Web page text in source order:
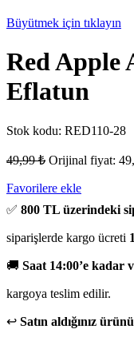
Büyütmek için tıklayın
Red Apple
Eflatun
Stok kodu: RED110-28
49,99₺ Orijinal fiyat:
Favorilere ekle
✅ 800 TL üzerindeki
siparişlerde kargo ücreti
🚚 Saat 14:00’e kadar
kargoya teslim edilir.
↩️ Satın aldığınız